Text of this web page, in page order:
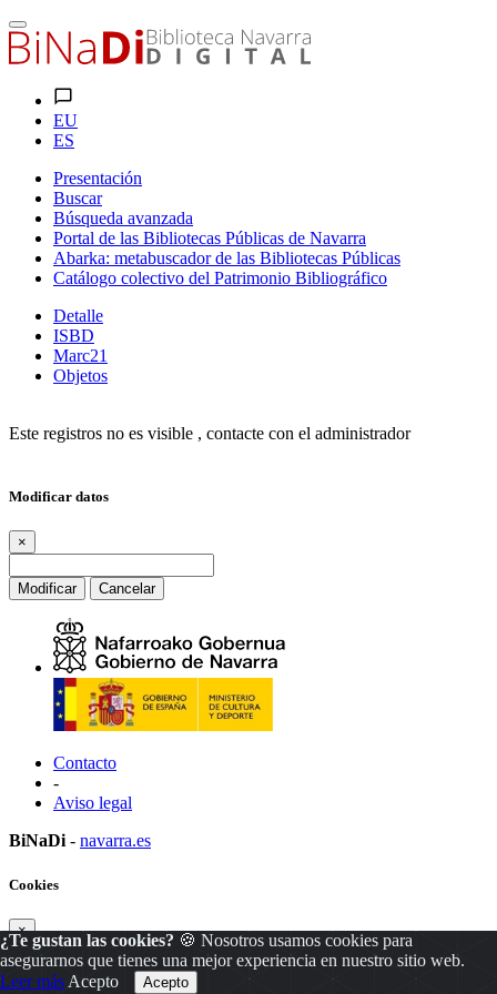
EU
ES
Presentación
Buscar
Búsqueda avanzada
Portal de las Bibliotecas Públicas de Navarra
Abarka: metabuscador de las Bibliotecas Públicas
Catálogo colectivo del Patrimonio Bibliográfico
Detalle
ISBD
Marc21
Objetos
Este registros no es visible , contacte con el administrador
Modificar datos
×
Modificar Cancelar
Contacto
-
Aviso legal
BiNaDi - navarra.es
¿Te gustan las cookies? 🍪 Nosotros usamos cookies para
asegurarnos que tienes una mejor experiencia en nuestro sitio web.
Leer más Acepto
Cookies
×